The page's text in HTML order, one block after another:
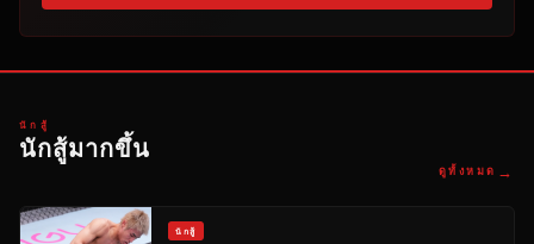
นักสู้
นักสู้มากขึ้น
ดูทั้งหมด →
นักสู้